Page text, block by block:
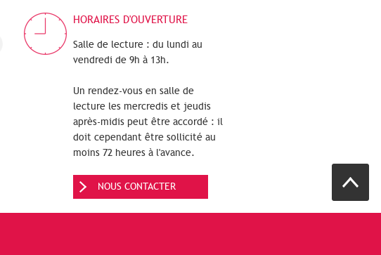
HORAIRES D'OUVERTURE
Salle de lecture : du lundi au
vendredi de 9h à 13h.
Un rendez-vous en salle de
lecture les mercredis et jeudis
après-midis peut être accordé : il
doit cependant être sollicité au
moins 72 heures à l'avance.
NOUS CONTACTER